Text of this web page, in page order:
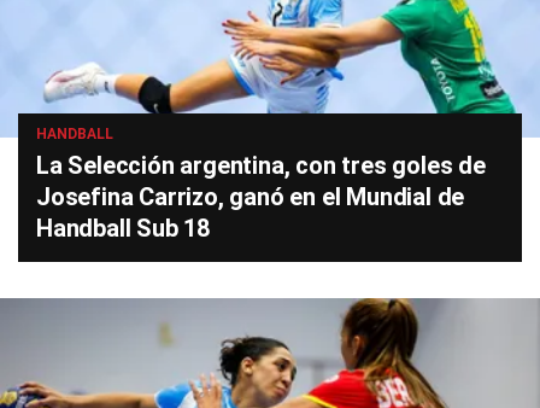
HANDBALL
La Selección argentina, con tres goles de
Josefina Carrizo, ganó en el Mundial de
Handball Sub 18